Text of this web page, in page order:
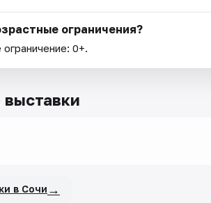
ограничения?
0+.
в Сочи →